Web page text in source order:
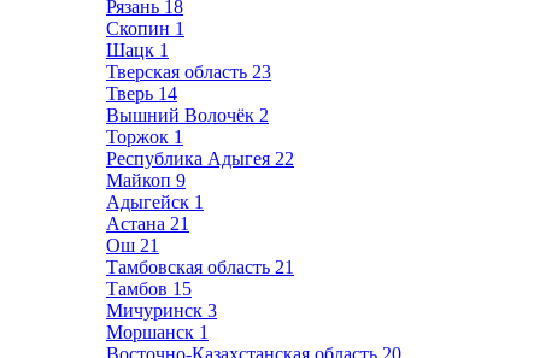
Рязань 18
Скопин 1
Шацк 1
Тверская область 23
Тверь 14
Вышний Волочёк 2
Торжок 1
Республика Адыгея 22
Майкоп 9
Адыгейск 1
Астана 21
Ош 21
Тамбовская область 21
Тамбов 15
Мичуринск 3
Моршанск 1
Восточно-Казахстанская область 20